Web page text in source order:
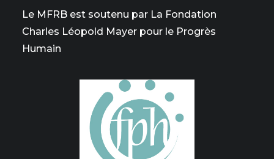
Le MFRB est soutenu par La Fondation
Charles Léopold Mayer pour le Progrès
Humain